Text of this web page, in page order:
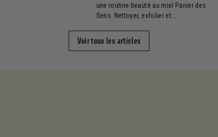
une routine beauté au miel Panier des
Sens. Nettoyer, exfolier et...
Voir tous les articles